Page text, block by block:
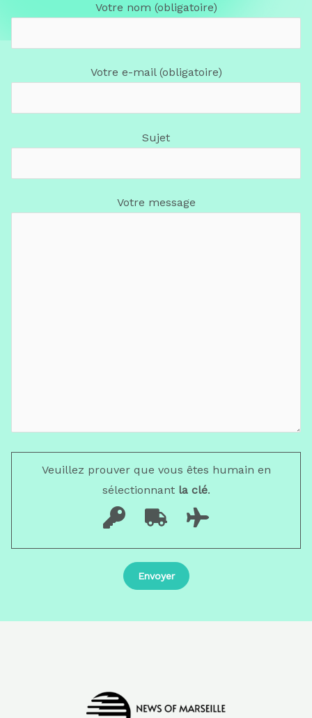
Votre nom (obligatoire)
Votre e-mail (obligatoire)
Sujet
Votre message
Veuillez prouver que vous êtes humain en
sélectionnantla clé.